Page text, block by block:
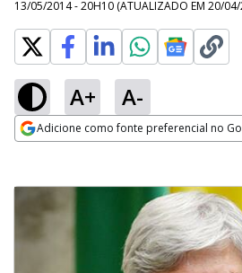
13/05/2014 - 20H10 (ATUALIZADO EM 20/
A+ A-
Adicione como fonte preferencial no